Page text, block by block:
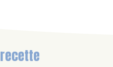
recette